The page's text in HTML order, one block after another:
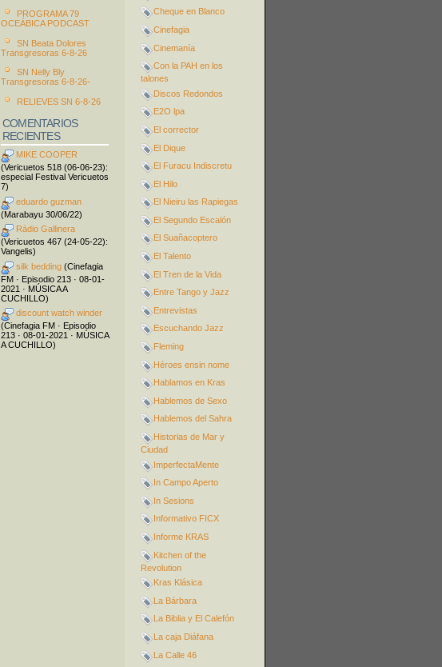
Cheque en Blanco
Cinefagia
Cinemanía
Con la PAH en los
talones
Discos Redondos
E2O lpa
El corrector
El Dique
El Furacu Indiscretu
El Hilo
El Nieiru las Rapiegas
El Segundo Escalón
El Suañacoptero
El Talento
El Tren de la Vida
Entre Tango y Jazz
Entrevistas
Escuchando Jazz
Fleming
Héroes ensin nome
Hablamos en Kras
Hablemos de Sexo
Hablemos del Sahra
Historias de Mar y
Ciudad
ImperfectaMente
In Campo Aperto
In Sesions
Informativo FICX
Informe KRAS
Kitchen of the
Revolution
Kras Klásica
La Bárbara
La Biblia y El Calefón
La caja Diáfana
La Calle 46
PROGRAMA 79
OCEÁBICA PODCAST
SN Beata Dolores
Transgresoras 6-8-26
SN Nelly Bly
Transgresoras 6-8-26-
RELIEVES SN 6-8-26
COMENTARIOS
RECIENTES
MIKE COOPER
(Vericuetos 518 (06-06-23):
especial Festival Vericuetos
7)
eduardo guzman
(Marabayu 30/06/22)
Ràdio Gallinera
(Vericuetos 467 (24-05-22):
Vangelis)
silk bedding (Cinefagia
FM · Episodio 213 · 08-01-
2021 · MÚSICA A
CUCHILLO)
discount watch winder
(Cinefagia FM · Episodio
213 · 08-01-2021 · MÚSICA
A CUCHILLO)